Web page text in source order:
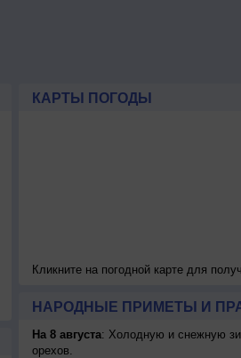
КАРТЫ ПОГОДЫ
Кликните на погодной карте для
НАРОДНЫЕ ПРИМЕТЫ И
На 8 августа: Холодную и снежную
орехов.